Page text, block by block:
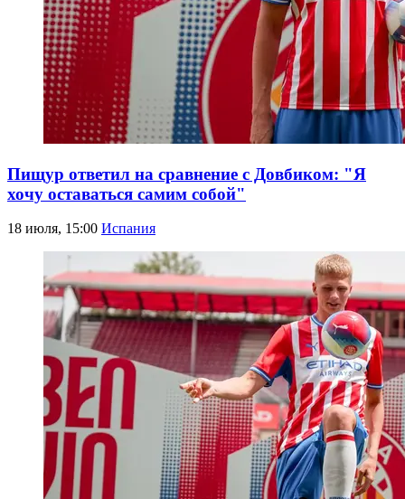
Пищур ответил на сравнение с Довбиком: "Я
хочу оставаться самим собой"
18 июля, 15:00 Испания